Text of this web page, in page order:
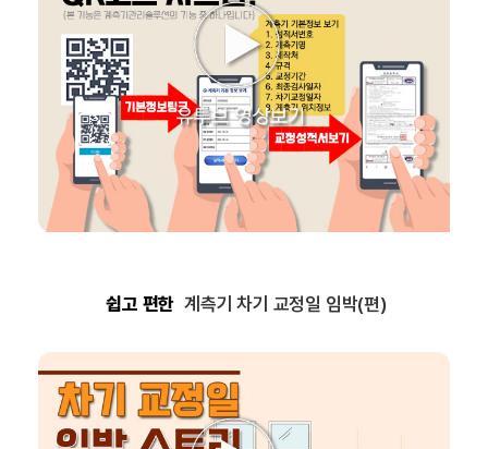
쉽고 편한 계측기 차기 교정일 임박(편)